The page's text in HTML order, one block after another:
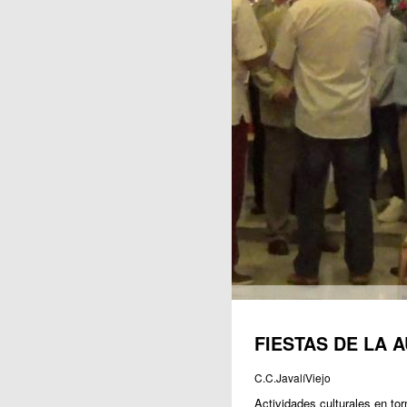
FIESTAS DE LA
C.C.JavalíViejo
Actividades culturales en